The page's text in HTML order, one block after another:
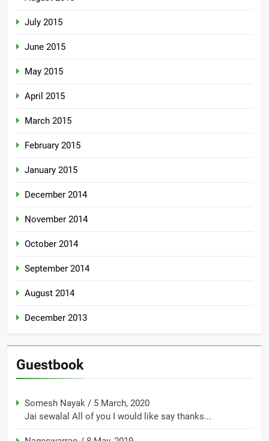
July 2015
June 2015
May 2015
April 2015
March 2015
February 2015
January 2015
December 2014
November 2014
October 2014
September 2014
August 2014
December 2013
Guestbook
Somesh Nayak / 5 March, 2020
Jai sewalal All of you I would like say thanks...